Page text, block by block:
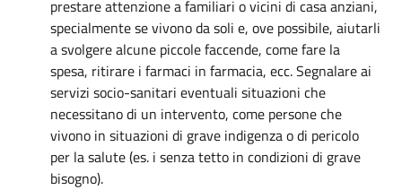
prestare attenzione a familiari o vicini di casa anziani,
specialmente se vivono da soli e, ove possibile, aiutarli
a svolgere alcune piccole faccende, come fare la
spesa, ritirare i farmaci in farmacia, ecc. Segnalare ai
servizi socio-sanitari eventuali situazioni che
necessitano di un intervento, come persone che
vivono in situazioni di grave indigenza o di pericolo
per la salute (es. i senza tetto in condizioni di grave
bisogno).